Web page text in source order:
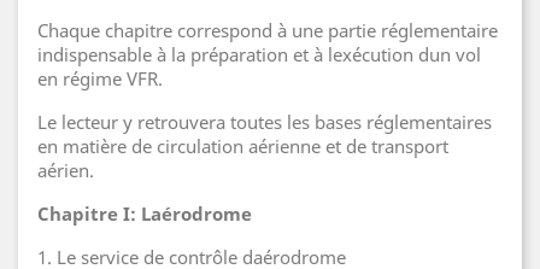
Chaque chapitre correspond à une partie réglementaire
indispensable à la préparation et à lexécution dun vol
en régime VFR.
Le lecteur y retrouvera toutes les bases réglementaires
en matière de circulation aérienne et de transport
aérien.
Chapitre I: Laérodrome
1. Le service de contrôle daérodrome